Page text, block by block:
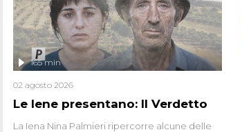
Le Iene presentano: Il Verdetto
165 min
02 agosto 2026
La Iena Nina Palmieri ripercorre alcune delle